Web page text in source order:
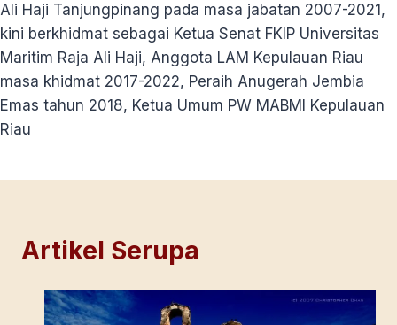
Ali Haji Tanjungpinang pada masa jabatan 2007-2021,
kini berkhidmat sebagai Ketua Senat FKIP Universitas
Maritim Raja Ali Haji, Anggota LAM Kepulauan Riau
masa khidmat 2017-2022, Peraih Anugerah Jembia
Emas tahun 2018, Ketua Umum PW MABMI Kepulauan
Riau
Artikel Serupa